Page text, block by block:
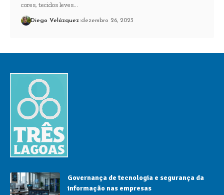
cores, tecidos leves…
Diego Velázquez dezembro 26, 2023
Governança de tecnologia e segurança da
informação nas empresas